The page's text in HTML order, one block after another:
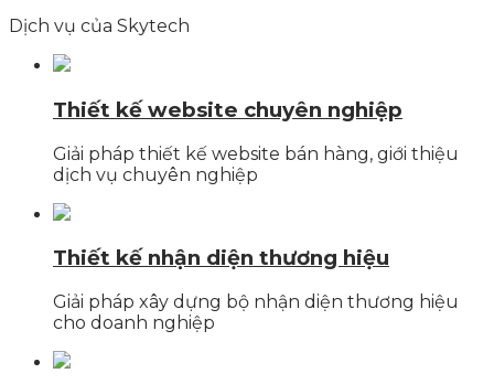
Dịch vụ của Skytech
Thiết kế website chuyên nghiệp
Giải pháp thiết kế website bán hàng, giới thiệu
dịch vụ chuyên nghiệp
Thiết kế nhận diện thương hiệu
Giải pháp xây dựng bộ nhận diện thương hiệu
cho doanh nghiệp